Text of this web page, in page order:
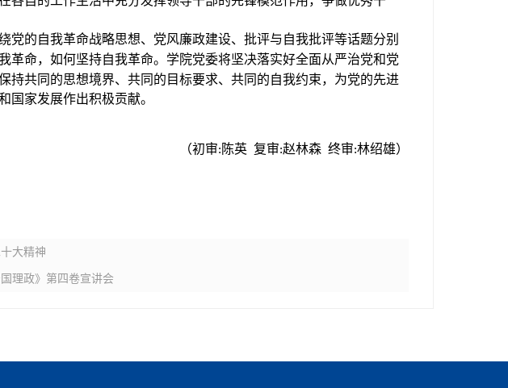
党的自我革命战略思想、党风廉政建设、批评与自我批评等话题分别
革命，如何坚持自我革命。学院党委将坚决落实好全面从严治党和党
持共同的思想境界、共同的目标要求、共同的自我约束，为党的先进
国家发展作出积极贡献。
（初审: 陈英 复审:赵林森 终审:林绍雄）
大精神
理政》第四卷宣讲会